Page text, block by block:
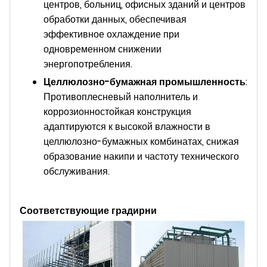
центров, больниц, офисных зданий и центров
обработки данных, обеспечивая
эффективное охлаждение при
одновременном снижении
энергопотребления.
Целлюлозно-бумажная промышленность:
Противоплесневый наполнитель и
коррозионностойкая конструкция
адаптируются к высокой влажности в
целлюлозно-бумажных комбинатах, снижая
образование накипи и частоту технического
обслуживания.
Соответствующие градирни